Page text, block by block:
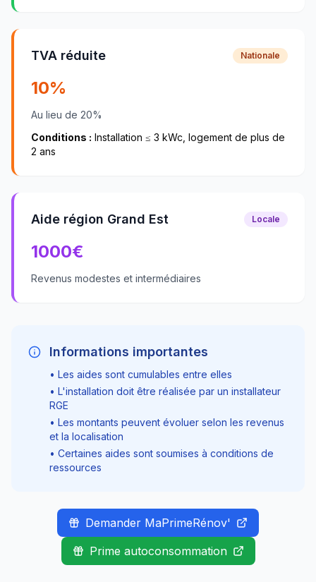
TVA réduite Nationale
10%
Au lieu de 20%
Conditions : Installation ≤ 3 kWc, logement de plus de
2 ans
Aide région Grand Est Locale
1000€
Revenus modestes et intermédiaires
Informations importantes
• Les aides sont cumulables entre elles
• L'installation doit être réalisée par un installateur
RGE
• Les montants peuvent évoluer selon les revenus
et la localisation
• Certaines aides sont soumises à conditions de
ressources
Demander MaPrimeRénov'
Prime autoconsommation